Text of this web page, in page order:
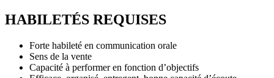
HABILETÉS REQUISES
Forte habileté en communication orale
Sens de la vente
Capacité à performer en fonction d’objectifs